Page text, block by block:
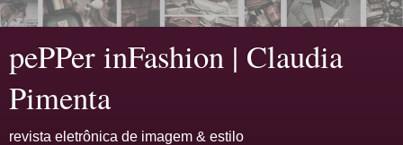
pePPer inFashion | Claudia
Pimenta
revista eletrônica de imagem & estilo